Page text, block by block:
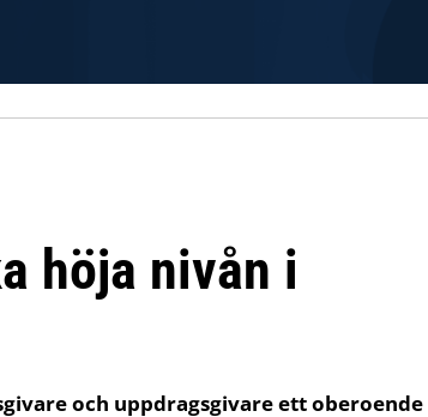
höja nivån i
och uppdragsgivare ett oberoende